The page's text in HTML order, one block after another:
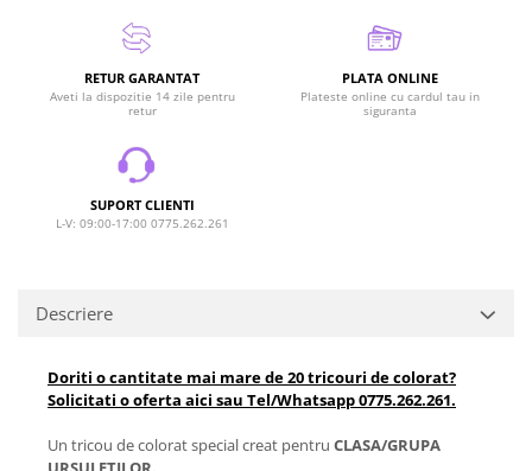
RETUR GARANTAT
Aveti la dispozitie 14 zile pentru
retur
PLATA ONLINE
Plateste online cu cardul tau in
siguranta
SUPORT CLIENTI
L-V: 09:00-17:00 0775.262.261
Descriere
Doriti o cantitate mai mare de 20 tricouri de colorat?
Solicitati o oferta aici sau Tel/Whatsapp 0775.262.261.
Un tricou de colorat special creat pentru CLASA/GRUPA